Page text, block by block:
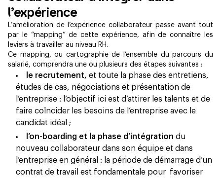
l’expérience
L’amélioration de l’expérience collaborateur passe avant tout
par le “mapping” de cette expérience, afin de connaître les
leviers à travailler au niveau RH.
Ce mapping, ou cartographie de l’ensemble du parcours du
salarié, comprendra une ou plusieurs des étapes suivantes :
le recrutement, et toute la phase des entretiens,
études de cas, négociations et présentation de
l’entreprise : l’objectif ici est d’attirer les talents et de
faire coïncider les besoins de l’entreprise avec le
candidat idéal ;
l’on-boarding et la phase d’intégration du
nouveau collaborateur dans son équipe et dans
l’entreprise en général : la période de démarrage d’un
contrat de travail est fondamentale pour favoriser